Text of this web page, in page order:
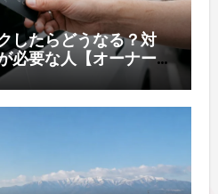
したらどうなる？対
必要な人【オーナー